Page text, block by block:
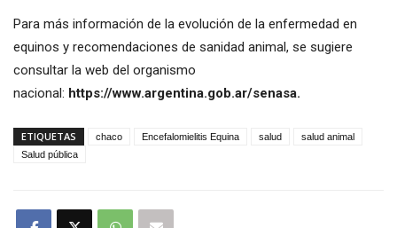
Para más información de la evolución de la enfermedad en
equinos y recomendaciones de sanidad animal, se sugiere
consultar la web del organismo
nacional: https://www.argentina.gob.ar/senasa.
ETIQUETAS chaco Encefalomielitis Equina salud
salud animal
Salud pública